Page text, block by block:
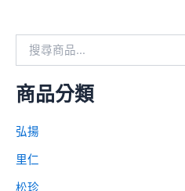
商品分類
弘揚
里仁
松珍